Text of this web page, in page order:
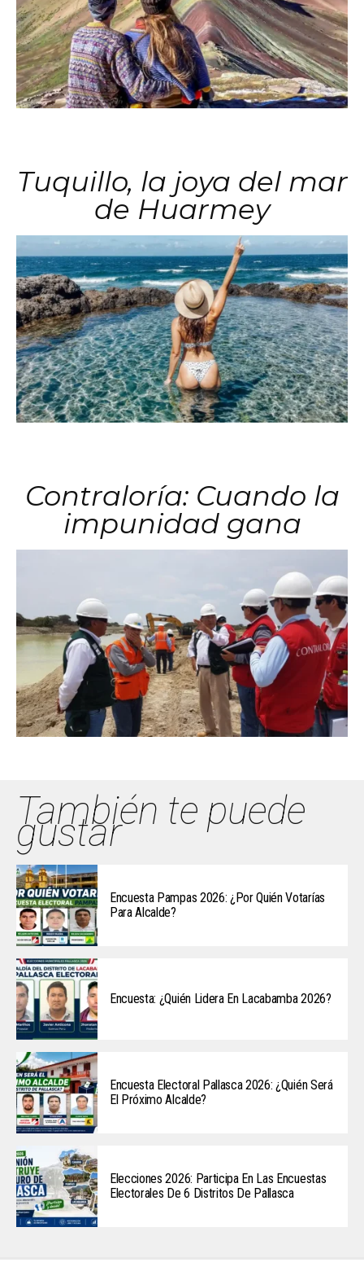
Tuquillo, la joya del mar
de Huarmey
Contraloría: Cuando la
impunidad gana
También te puede
gustar
Encuesta Pampas 2026: ¿Por Quién Votarías
Para Alcalde?
Encuesta: ¿Quién Lidera En Lacabamba 2026?
Encuesta Electoral Pallasca 2026: ¿Quién Será
El Próximo Alcalde?
Elecciones 2026: Participa En Las Encuestas
Electorales De 6 Distritos De Pallasca